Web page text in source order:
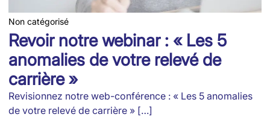
Non catégorisé
Revoir notre webinar : « Les 5
anomalies de votre relevé de
carrière »
Revisionnez notre web-conférence : « Les 5 anomalies
de votre relevé de carrière » […]